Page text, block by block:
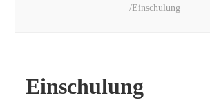
/Einschulung
Einschulung